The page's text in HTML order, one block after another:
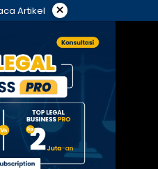
Artikel ×